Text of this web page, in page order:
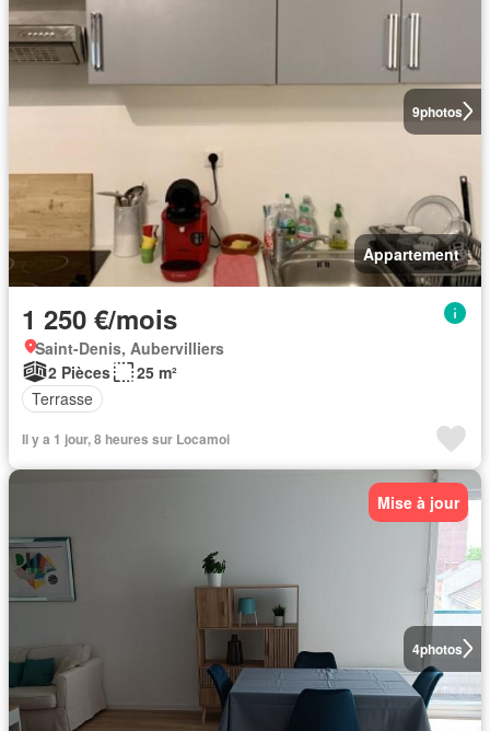
9photos
Appartement
1 250 €/mois
Saint-Denis, Aubervilliers
2 Pièces
25 m²
Terrasse
Il y a 1 jour, 8 heures sur Locamoi
4photos
Mise à jour